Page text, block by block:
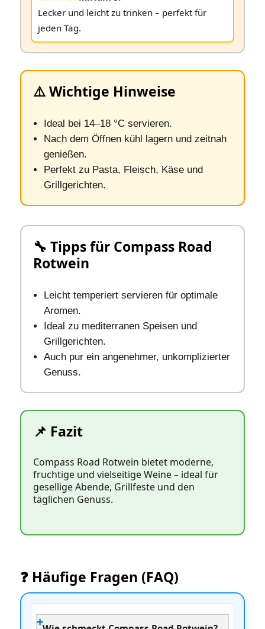
Lecker und leicht zu trinken – perfekt für
jeden Tag.
⚠️ Wichtige Hinweise
Ideal bei 14–18 °C servieren.
Nach dem Öffnen kühl lagern und zeitnah
genießen.
Perfekt zu Pasta, Fleisch, Käse und
Grillgerichten.
🔧 Tipps für Compass Road
Rotwein
Leicht temperiert servieren für optimale
Aromen.
Ideal zu mediterranen Speisen und
Grillgerichten.
Auch pur ein angenehmer, unkomplizierter
Genuss.
📌 Fazit
Compass Road Rotwein bietet moderne,
fruchtige und vielseitige Weine – ideal für
gesellige Abende, Grillfeste und den
täglichen Genuss.
❓ Häufige Fragen (FAQ)